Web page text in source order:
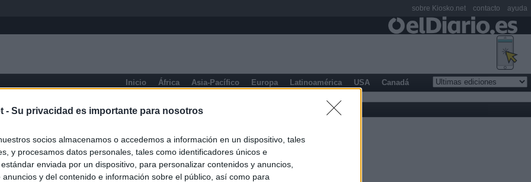
- Su privacidad es importante para nosotros
socios almacenamos o accedemos a información en un dispositivo, tales
y procesamos datos personales, tales como identificadores únicos e
enviada por un dispositivo, para personalizar contenidos y anuncios,
anuncios y del contenido e información sobre el público, así como para
Inicio África Asia-Pacífico Europa Latinoamérica USA Canadá
sobre Kiosko.net contacto ayuda